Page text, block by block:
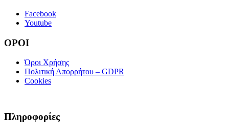
Facebook
Youtube
ΟΡΟΙ
Όροι Χρήσης
Πολιτική Απορρήτου – GDPR
Cookies
Πληροφορίες